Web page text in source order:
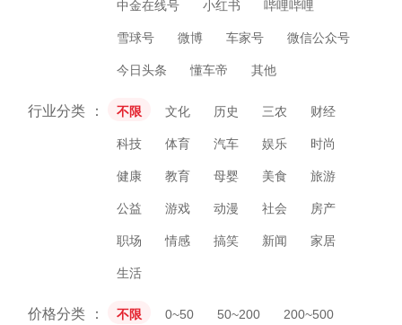
中金在线号 小红书 哔哩哔哩
雪球号 微博 车家号 微信公众号
今日头条 懂车帝 其他
行业分类 不限 文化 历史 三农 财经
科技 体育 汽车 娱乐 时尚
健康 教育 母婴 美食 旅游
公益 游戏 动漫 社会 房产
职场 情感 搞笑 新闻 家居
生活
价格分类 不限 0~50 50~200 200~500